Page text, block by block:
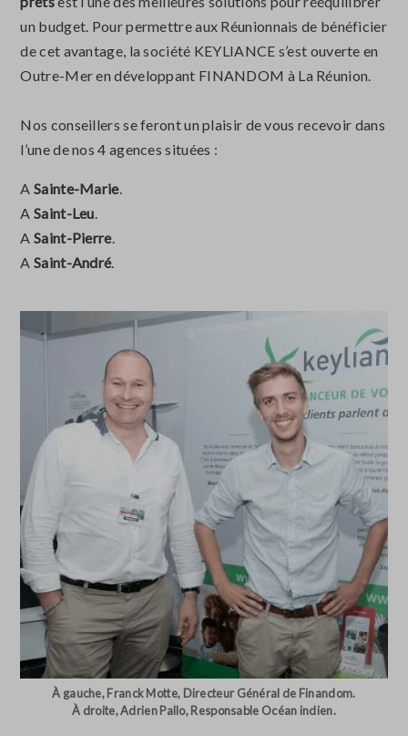
un budget. Pour permettre aux Réunionnais de bénéficier
de cet avantage, la société KEYLIANCE s’est ouverte en
Outre-Mer en développant FINANDOM à La Réunion.
Nos conseillers se feront un plaisir de vous recevoir dans
l’une de nos 4 agences situées :
ASainte-Marie.
ASaint-Leu
ASaint-Pierre.
ASaint-André.
À gauche, Franck Motte, Directeur Général de Finandom.
À droite, Adrien Pallo, Responsable Océan indien.